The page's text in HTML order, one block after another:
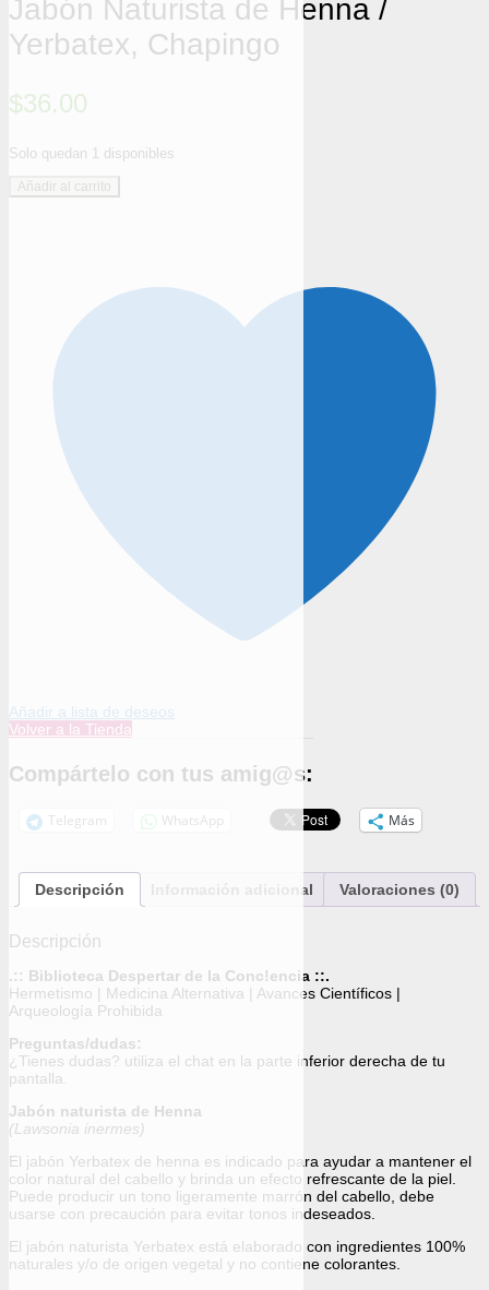
Jabón Naturista de Henna /
Yerbatex, Chapingo
$36.00
Solo quedan 1 disponibles
Jabón
Naturista
Añadir al carrito
Añadir a lista de deseos
Volver a la Tienda
Compártelo con tus amig@s:
Telegram WhatsApp Más
Descripción Información adicional Valoraciones (0)
Descripción
.:: Biblioteca Despertar de la Conc!encia ::.
Hermetismo | Medicina Alternativa | Avances Científicos |
Arqueología Prohibida
Preguntas/dudas:
¿Tienes dudas? utiliza el chat en la parte inferior derecha de tu
pantalla.
Jabón naturista de Henna
(Lawsonia inermes)
El jabón Yerbatex de henna es indicado para ayudar a mantener el
color natural del cabello y brinda un efecto refrescante de la piel.
Puede producir un tono ligeramente marrón del cabello, debe
usarse con precaución para evitar tonos indeseados.
El jabón naturista Yerbatex está elaborado con ingredientes 100%
naturales y/o de origen vegetal y no contiene colorantes.